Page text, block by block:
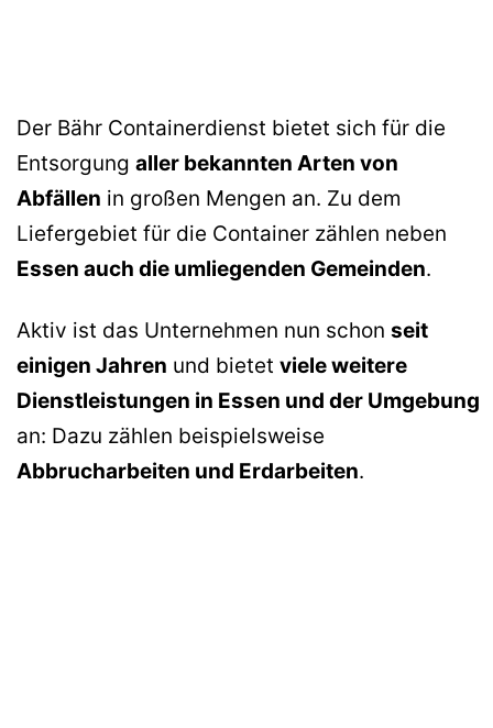
Der Bähr Containerdienst bietet sich für die
Entsorgung aller bekannten Arten von
Abfällen in großen Mengen an. Zu dem
Liefergebiet für die Container zählen neben
Essen auch die umliegenden Gemeinden.
Aktiv ist das Unternehmen nun schon seit
einigen Jahren und bietet viele weitere
Dienstleistungen in Essen und der Umgebung
an: Dazu zählen beispielsweise
Abbrucharbeiten und Erdarbeiten.